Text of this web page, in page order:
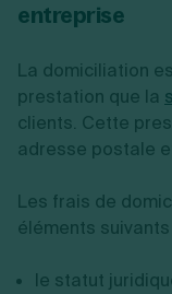
entreprise
La domiciliation
prestation que la
clients. Cette
adresse postale
Les frais de
éléments suivants
le statut